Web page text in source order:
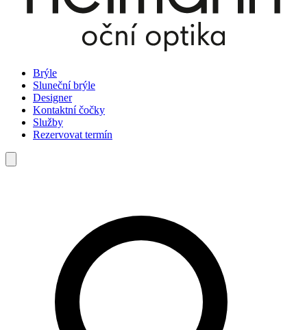
Brýle
Sluneční brýle
Designer
Kontaktní čočky
Služby
Rezervovat termín